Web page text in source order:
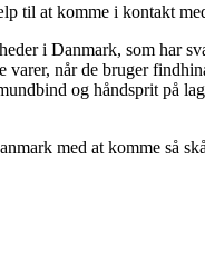
til at komme i kontakt
i Danmark, som har
varer, når de bruger
og håndsprit på
med at komme så